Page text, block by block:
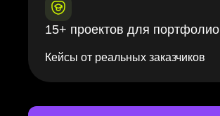
15+ проектов для портфолио
Кейсы от реальных заказчиков